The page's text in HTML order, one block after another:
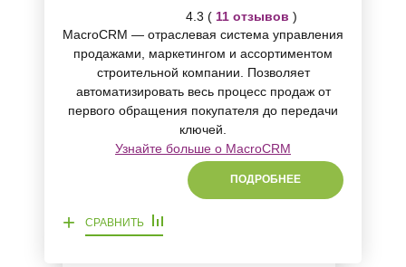
4.3 ( 11 отзывов )
MacroCRM — отраслевая система управления
продажами, маркетингом и ассортиментом
строительной компании. Позволяет
автоматизировать весь процесс продаж от
первого обращения покупателя до передачи
ключей.
Узнайте больше о MacroCRM
ПОДРОБНЕЕ
+ СРАВНИТЬ